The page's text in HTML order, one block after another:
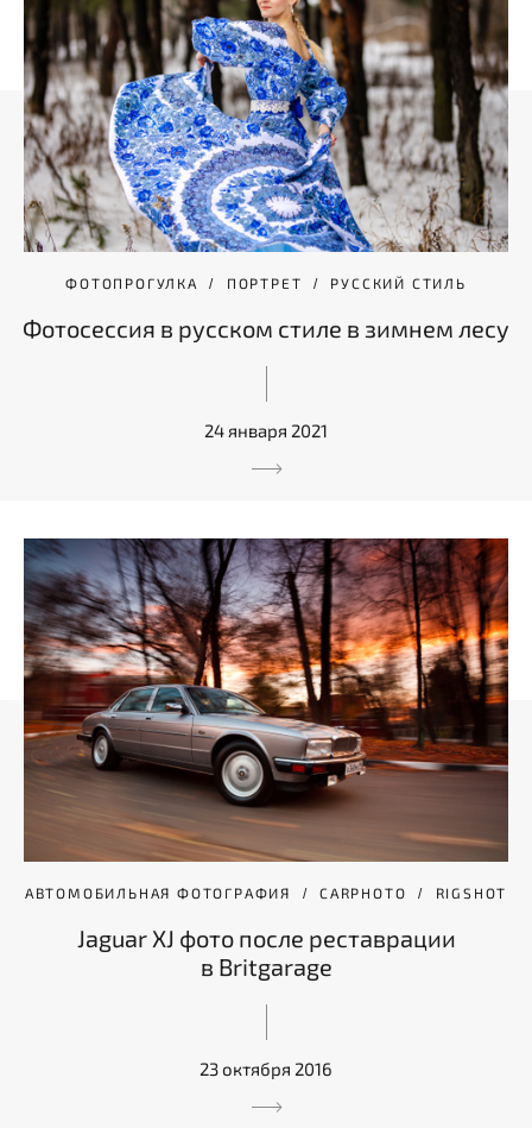
ФОТОПРОГУЛКА ПОРТРЕТ РУССКИЙ СТИЛЬ
Фотосессия в русском стиле в зимнем лесу
24 января 2021
АВТОМОБИЛЬНАЯ ФОТОГРАФИЯ CARPHOTO RIGSHOT
Jaguar XJ фото после реставрации
в Britgarage
23 октября 2016